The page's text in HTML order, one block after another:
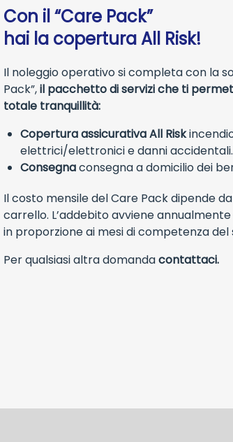
Con il “Care Pack”
hai la copertura All Risk!
Il noleggio operativo si completa con la
Pack”,il pacchetto di servizi che ti
totale tranquillità:
Copertura assicurativa All Risk
elettrici/elettronici e danni accidentali.
Consegnaconsegna a domicilio dei
Il costo mensile del Care Pack dipende
carrello. L’addebito avviene
in proporzione ai mesi di competenza del
Per qualsiasi altra domandacontattaci.